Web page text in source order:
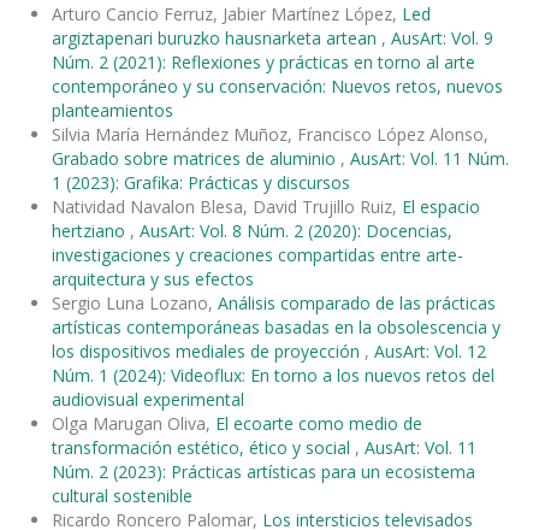
Arturo Cancio Ferruz, Jabier Martínez López, Led
argiztapenari buruzko hausnarketa artean , AusArt: Vol. 9
Núm. 2 (2021): Reflexiones y prácticas en torno al arte
contemporáneo y su conservación: Nuevos retos, nuevos
planteamientos
Silvia María Hernández Muñoz, Francisco López Alonso,
Grabado sobre matrices de aluminio , AusArt: Vol. 11 Núm.
1 (2023): Grafika: Prácticas y discursos
Natividad Navalon Blesa, David Trujillo Ruiz, El espacio
hertziano , AusArt: Vol. 8 Núm. 2 (2020): Docencias,
investigaciones y creaciones compartidas entre arte-
arquitectura y sus efectos
Sergio Luna Lozano, Análisis comparado de las prácticas
artísticas contemporáneas basadas en la obsolescencia y
los dispositivos mediales de proyección , AusArt: Vol. 12
Núm. 1 (2024): Videoflux: En torno a los nuevos retos del
audiovisual experimental
Olga Marugan Oliva, El ecoarte como medio de
transformación estético, ético y social , AusArt: Vol. 11
Núm. 2 (2023): Prácticas artísticas para un ecosistema
cultural sostenible
Ricardo Roncero Palomar, Los intersticios televisados